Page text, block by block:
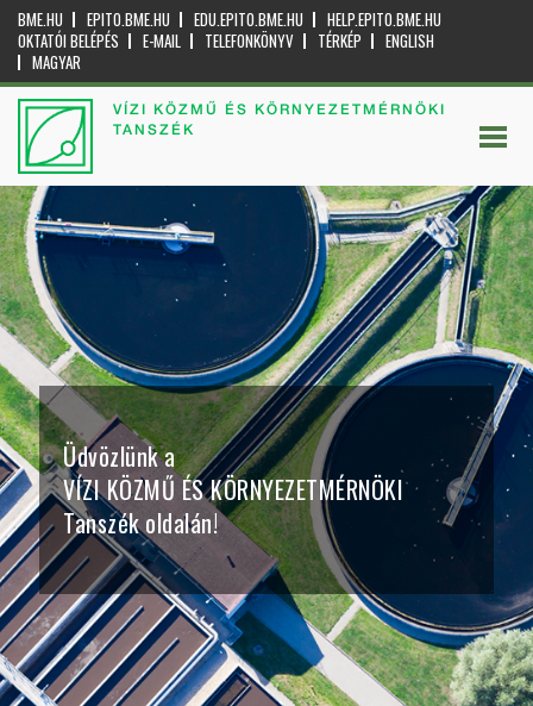
BME.HU EPITO.BME.HU EDU.EPITO.BME.HU
HELP.EPITO.BME.HU
OKTATÓI BELÉPÉS
E-MAIL TELEFONKÖNYV TÉRKÉP
ENGLISH
MAGYAR
VÍZI KÖZMŰ ÉS KÖRNYEZETMÉRNÖKI
TANSZÉK
Üdvözlünk a
VÍZI KÖZMŰ ÉS KÖRNYEZETMÉRNÖKI
Tanszék oldalán!